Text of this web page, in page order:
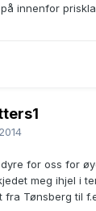
innenfor
for oss for
meg ihjel i
Tønsberg til